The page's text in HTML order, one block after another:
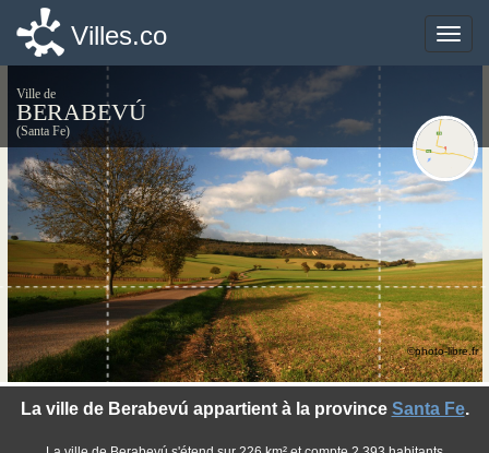
Toggle
Villes.co
Ville de
BERABEVÚ
(Santa Fe)
La ville de Berabevú appartient à la province Santa Fe.
©photo-libre.fr
Toggle
Villes.co